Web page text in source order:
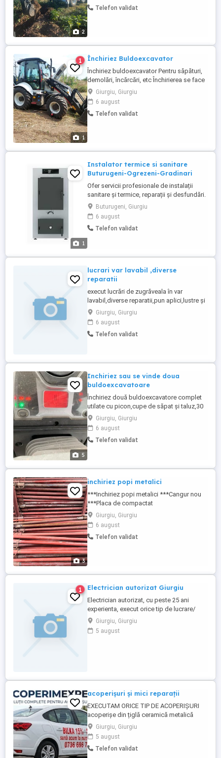
2
Telefon validat
1
1 Închiriez Buldoexcavator
Închiriez buldoexcavator Pentru săpături,
demolări, încărcări, etc Închirierea se face
la ora pentru lucrări mici sau la luna pentru
lucrări de durată.
Giurgiu, Giurgiu
6 august
Telefon validat
1
Instalator termice si sanitare
Buturugeni-Ogrezeni-Gradinari
Ofer servicii profesionale de instalații
sanitare și termice, reparații și desfundări.
Montez centrale termice, calorifere,
panouri solare, aeroterme, cazane termice
Montaj boilere, sifoane de pardoseală,
obiecte sanitare Instalez hidrofoare,
Buturugeni, Giurgiu
6 august
Telefon validat
lucrari var lavabil ,diverse
reparatii
execut lucrări de zugrăveala în var
lavabil,diverse reparatii,pun aplici,lustre și
diverse lucrări electrice.dau gauri pentru
suspendate.rog seriozitate.preturi super
accesibile.giurgiu și zonele limitrofe in
limita a 50 km.mentionez că lucrez singur
Giurgiu, Giurgiu
6 august
Telefon validat
5
Inchiriez sau se vinde doua
buldoexcavatoare
Închiriez două buldoexcavatore complet
utilate cu picon,cupe de săpat și taluz,30
cm,45 cm,60 cm,90 cm și picon! Basculă
8x4
Giurgiu, Giurgiu
6 august
Telefon validat
3
inchiriez popi metalici
***Inchiriez popi metalici ***Cangur nou
***Placa de compactat
Giurgiu, Giurgiu
6 august
Telefon validat
1 Electrician autorizat Giurgiu
Electrician autorizat, cu peste 25 ani
experienta, execut orice tip de lucrare/
instalatie electrica pentru case/
apartamente. Pretul se stabileste in functie
de complexitatea lucrarilor dorite.
Giurgiu, Giurgiu
5 august
acoperișuri și mici reparații
EXECUTAM ORICE TIP DE ACOPERIȘURI
acoperișe din țiglă ceramică metalică
Lindab și tablă cutată sau plană
construcții din lemn (Dulgherii) Modificări
acoperișe izolați polistiren carton reparații
la bloc, zugrăvit interior exterior Vopsit
Giurgiu, Giurgiu
5 august
Telefon validat